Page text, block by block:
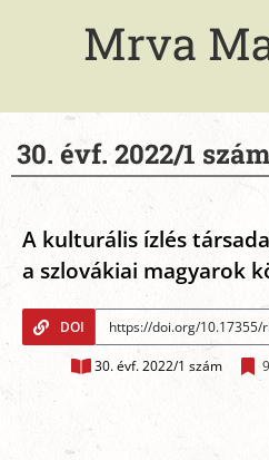
Mrva
30. évf. 2022/1 szám
A kulturális ízlés
a szlovákiai magyarok
DOI
30. évf. 2022/1 szám